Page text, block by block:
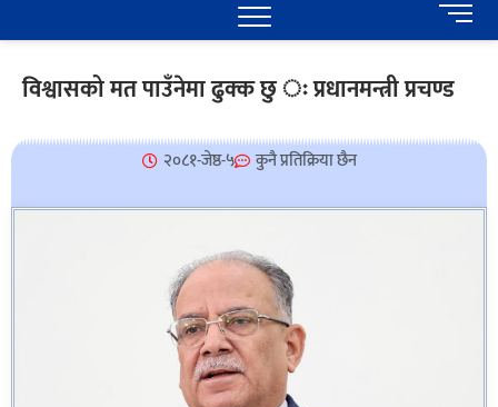
M
e
u
u
o
विश्वासको मत पाउँनेमा ढुक्क छु ः प्रधानमन्त्री प्रचण्ड
२०८१-जेष्ठ-५ कुनै प्रतिक्रिया छैन